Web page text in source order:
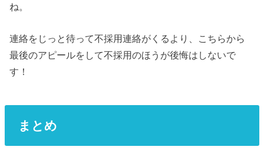
ね。
連絡をじっと待って不採用連絡がくるより、こちらから
最後のアピールをして不採用のほうが後悔はしないで
す！
まとめ